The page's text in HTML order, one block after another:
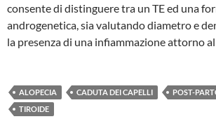
consente di distinguere tra un TE ed una
androgenetica, sia valutando diametro e
la presenza di una infiammazione attorno
ALOPECIA CADUTA DEI CAPELLI POST-
TIROIDE